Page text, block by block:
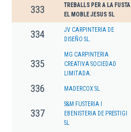
333
TREBALLS PER A LA FUSTA I
EL MOBLE JESUS SL
334
JV CARPINTERIA DE
DISEÑO SL.
335
MG CARPINTERIA
CREATIVA SOCIEDAD
LIMITADA.
336 MADERCOX SL
337
S&M FUSTERIA I
EBENISTERIA DE PRESTIGI
SL